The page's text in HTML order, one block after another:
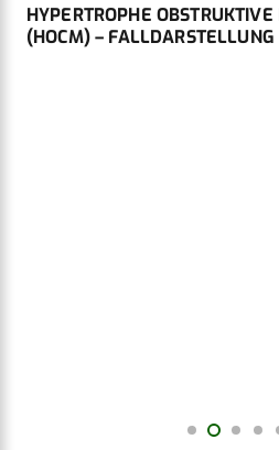
HYPERTROPHE
(HOCM) – FALLDARSTELLUNG